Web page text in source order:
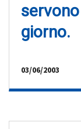
giorno.
03/06/2003